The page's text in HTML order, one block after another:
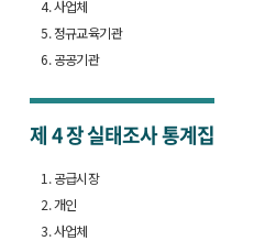
4. 사업체
5. 정규교육기관
6. 공공기관
제 4 장실태조사 통계집
1. 공급시장
2. 개인
3. 사업체